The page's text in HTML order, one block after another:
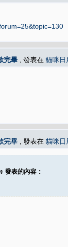
完畢 , 發表在 貓咪日
完畢 , 發表在 貓咪日
發表的內容：